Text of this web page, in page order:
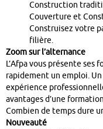
Construction
Couverture et
Construisez votre
filière.
Zoom sur l’alternance
L’Afpa vous présente
rapidement un emploi.
expérience
avantages d’une
Combien de temps dure
Nouveauté